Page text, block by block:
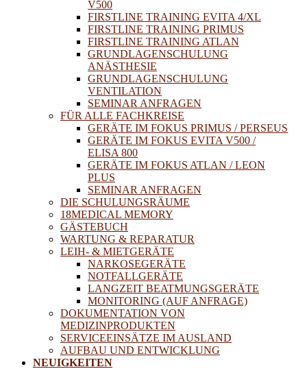
V500
FIRSTLINE TRAINING EVITA 4/XL
FIRSTLINE TRAINING PRIMUS
FIRSTLINE TRAINING ATLAN
GRUNDLAGENSCHULUNG
ANÄSTHESIE
GRUNDLAGENSCHULUNG
VENTILATION
SEMINAR ANFRAGEN
FÜR ALLE FACHKREISE
GERÄTE IM FOKUS PRIMUS / PERSEUS
GERÄTE IM FOKUS EVITA V500 /
ELISA 800
GERÄTE IM FOKUS ATLAN / LEON
PLUS
SEMINAR ANFRAGEN
DIE SCHULUNGSRÄUME
18MEDICAL MEMORY
GÄSTEBUCH
WARTUNG & REPARATUR
LEIH- & MIETGERÄTE
NARKOSEGERÄTE
NOTFALLGERÄTE
LANGZEIT BEATMUNGSGERÄTE
MONITORING (AUF ANFRAGE)
DOKUMENTATION VON
MEDIZINPRODUKTEN
SERVICEEINSÄTZE IM AUSLAND
AUFBAU UND ENTWICKLUNG
NEUIGKEITEN